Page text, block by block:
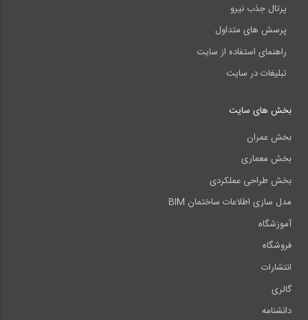
پرتال جذب نیرو
پرسش های متداول
راهنمای استفاده از سایت
تبلیغات در سایت
بخش های سایت
بخش عمران
بخش معماری
بخش طراحی عملکردی
مدل سازی اطلاعات ساختمان BIM
آموزشگاه
فروشگاه
انتشارات
گالری
دانشنامه